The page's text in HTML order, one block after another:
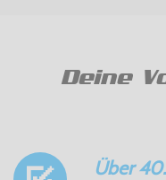
Deine
Über